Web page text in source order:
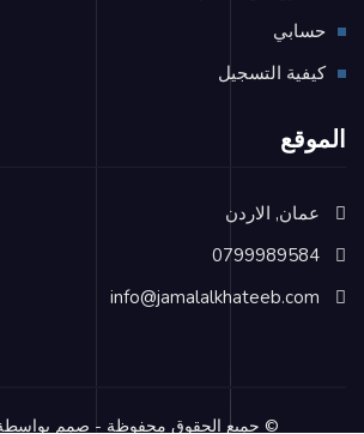
حسابي
كيفية التسجيل
الموقع
عمان, الاردن
0799989584
info@jamalalkhateeb.com
© جميع الحقوق محفوظة - صمم